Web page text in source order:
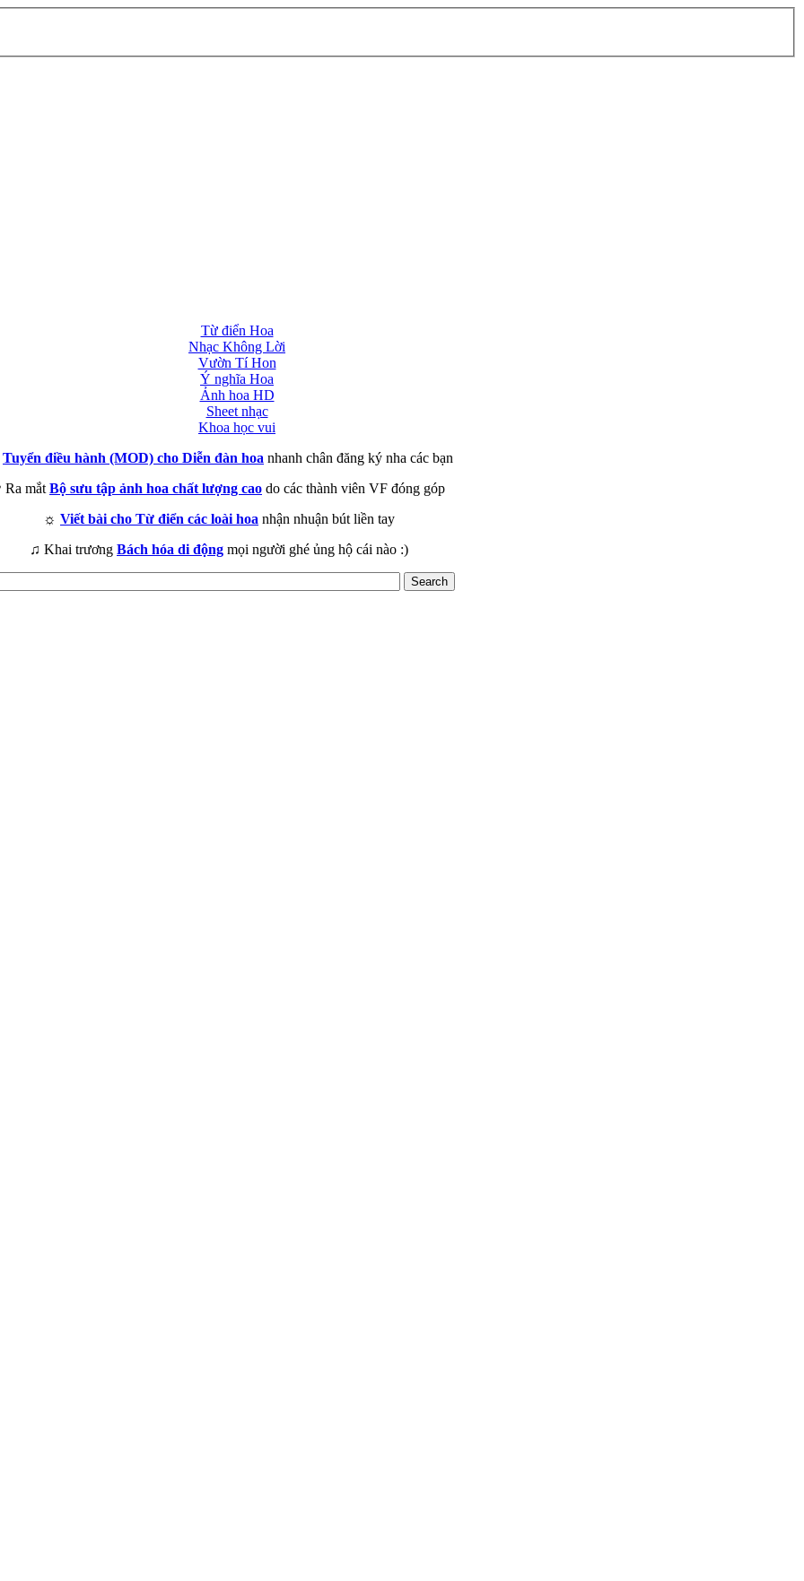
Từ điển Hoa
Nhạc Không Lời
Vườn Tí Hon
Ý nghĩa Hoa
Ảnh hoa HD
Sheet nhạc
Khoa học vui
Tuyển điều hành (MOD) cho Diễn đàn hoa nhanh chân đăng ký nha các bạn
Ra mắt Bộ sưu tập ảnh hoa chất lượng cao do các thành viên VF đóng góp
☼ Viết bài cho Từ điển các loài hoa nhận nhuận bút liền tay
♫ Khai trương Bách hóa di động mọi người ghé ủng hộ cái nào :)